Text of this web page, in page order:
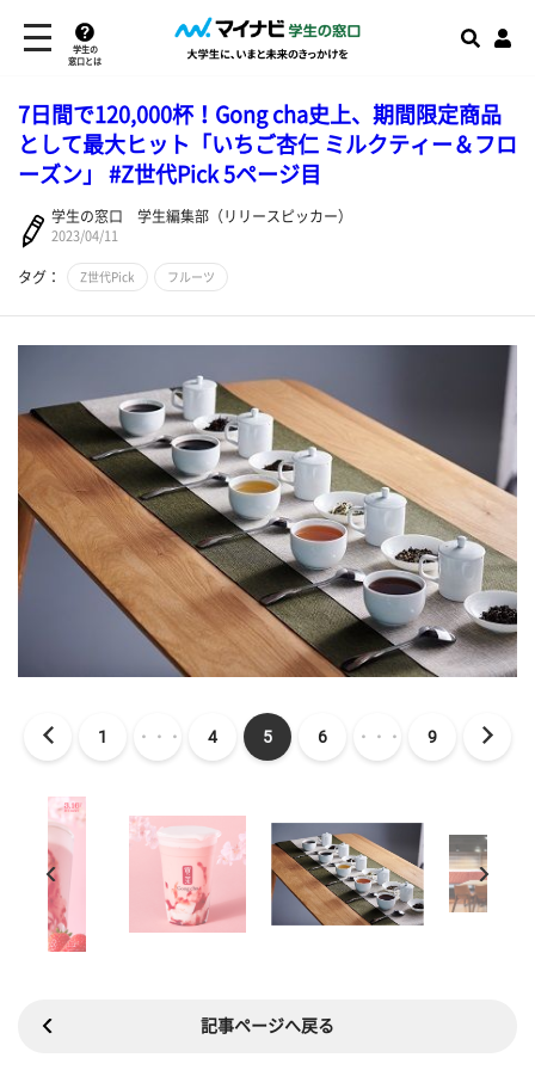
学生の
窓口とは
7日間で120,000杯！Gong cha史上、期間限定商品
として最大ヒット「いちご杏仁 ミルクティー＆フロ
ーズン」 #Z世代Pick 5ページ目
学生の窓口 学生編集部（リリースピッカー）
2023/04/11
タグ： Z世代Pick フルーツ
1 ・・・ 4 5 6 ・・・ 9
記事ページへ戻る